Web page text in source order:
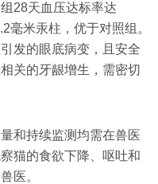
28天血压达标率达
毫米汞柱，优于对照组。
发的眼底病变，且安全
关的牙龈增生，需密切
和持续监测均需在兽医
猫的食欲下降、呕吐和
医。